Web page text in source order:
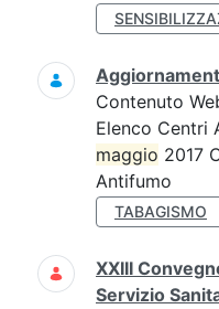
Contenuto
Elenco Centri
maggio 2017
Antifumo
TABAGISMO
XXIII
Servizio